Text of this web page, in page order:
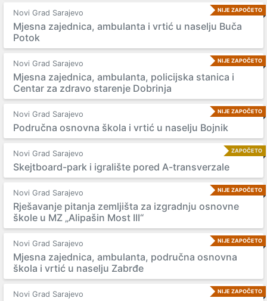
NIJE ZAPOČETO
Novi Grad Sarajevo
Mjesna zajednica, ambulanta i vrtić u naselju Buča
Potok
NIJE ZAPOČETO
Novi Grad Sarajevo
Mjesna zajednica, ambulanta, policijska stanica i
Centar za zdravo starenje Dobrinja
NIJE ZAPOČETO
Novi Grad Sarajevo
Područna osnovna škola i vrtić u naselju Bojnik
ZAPOČETO
Novi Grad Sarajevo
Skejtboard-park i igralište pored A-transverzale
NIJE ZAPOČETO
Novi Grad Sarajevo
Rješavanje pitanja zemljišta za izgradnju osnovne
škole u MZ „Alipašin Most III“
NIJE ZAPOČETO
Novi Grad Sarajevo
Mjesna zajednica, ambulanta, područna osnovna
škola i vrtić u naselju Zabrđe
NIJE ZAPOČETO
Novi Grad Sarajevo